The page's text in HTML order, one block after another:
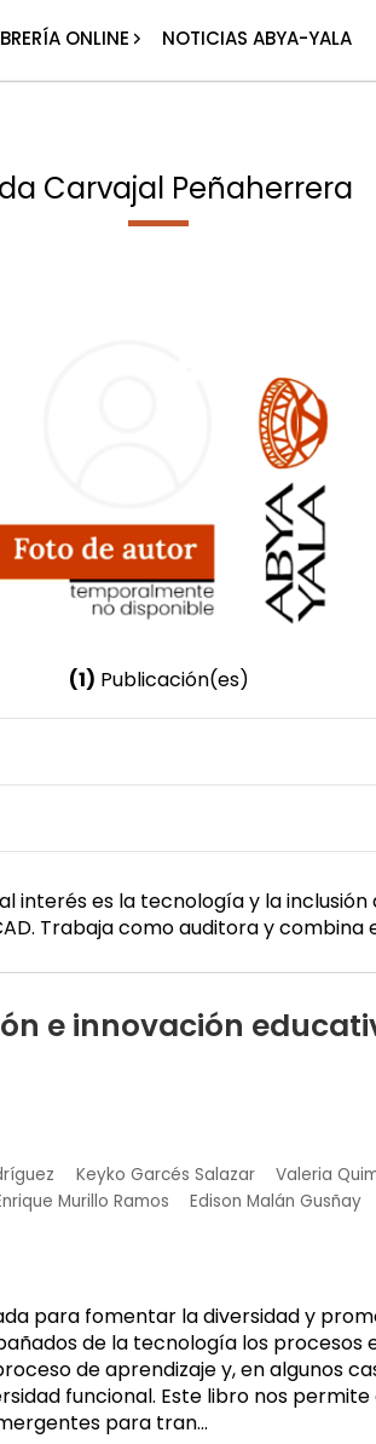
ONLINE NOTICIAS ABYA-YALA
Carvajal Peñaherrera
(1) Publicación(es)
Femenino
interés es la tecnología y la
Trabaja como auditora y combina
e innovación
Keyko Garcés Salazar
Valeria
Murillo Ramos Edison Malán Gusñay
para fomentar la diversidad y
de la tecnología los procesos
de aprendizaje y, en algunos
funcional. Este libro nos
para tran...